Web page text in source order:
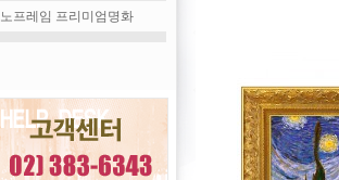
노프레임 프리미엄명화